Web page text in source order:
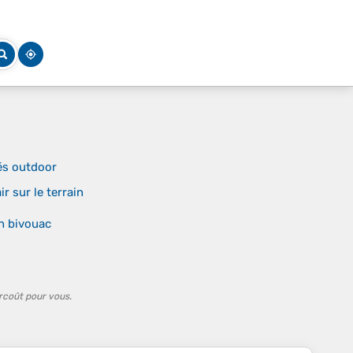
outdoor
sur le terrain
bivouac
pour vous.